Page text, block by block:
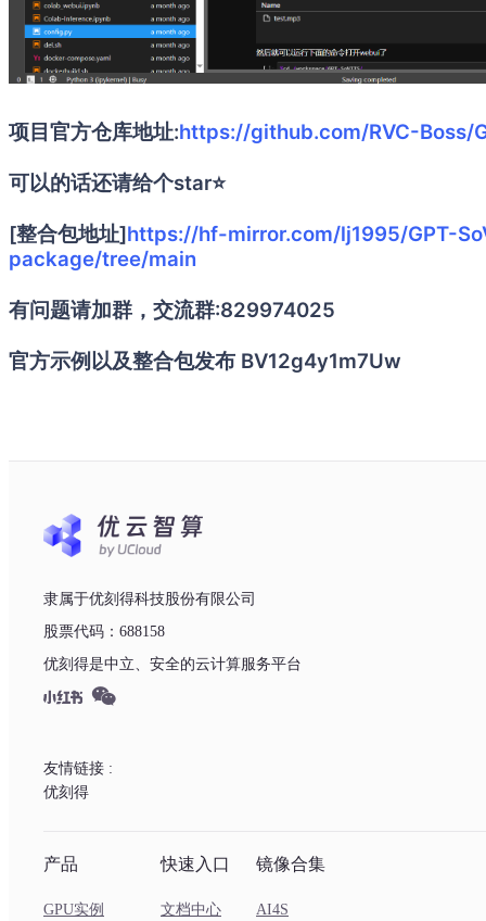
项目官方仓库地址:https://github.com/RVC-Boss/
可以的话还请给个star⭐
[整合包地址]https://hf-mirror.com/lj1995/GPT-
package/tree/main
有问题请加群，交流群:829974025
官方示例以及整合包发布 BV12g4y1m7Uw
隶属于优刻得科技股份有限公司
股票代码：688158
优刻得是中立、安全的云计算服务平台
友情链接 :
优刻得
产品
GPU实例
快速入口
文档中心
镜像合集
AI4S